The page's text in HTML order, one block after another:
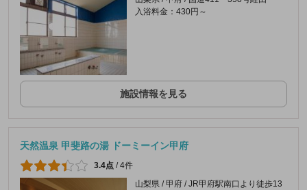
入浴料金：430円～
施設情報を見る
天然温泉 甲斐路の湯 ドーミーイン甲府
3.4点 /4件
山梨県 / 甲府 / JR甲府駅南口より徒歩13